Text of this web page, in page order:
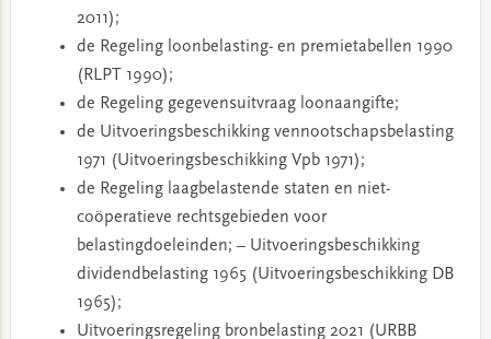
2011);
de Regeling loonbelasting- en premietabellen 1990
(RLPT 1990);
de Regeling gegevensuitvraag loonaangifte;
de Uitvoeringsbeschikking vennootschapsbelasting
1971 (Uitvoeringsbeschikking Vpb 1971);
de Regeling laagbelastende staten en niet-
coöperatieve rechtsgebieden voor
belastingdoeleinden; – Uitvoeringsbeschikking
dividendbelasting 1965 (Uitvoeringsbeschikking DB
1965);
Uitvoeringsregeling bronbelasting 2021 (URBB